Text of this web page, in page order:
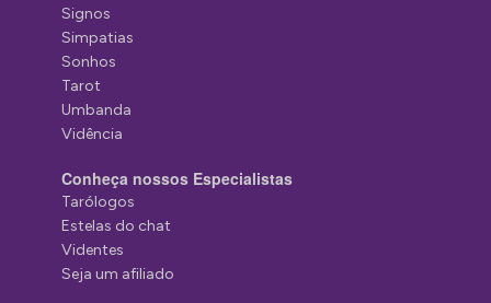
Signos
Simpatias
Sonhos
Tarot
Umbanda
Vidência
Conheça nossos Especialistas
Tarólogos
Estelas do chat
Videntes
Seja um afiliado